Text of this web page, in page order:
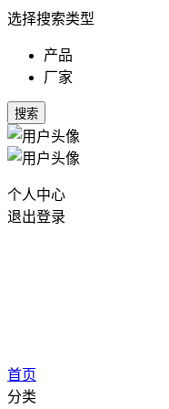
选择搜索类型
产品
厂家
搜索
个人中心
退出登录
首页
分类